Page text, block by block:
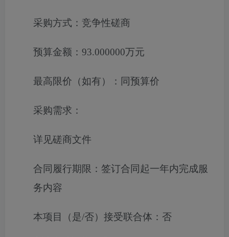
采购方式： 竞争性磋商
预算金额： 93.000000万元
最高限价（如有）： 同预算价
采购需求：
详见磋商文件
合同履行期限： 签订合同起一年内完成服
务内容
本项目（是/否）接受联合体： 否